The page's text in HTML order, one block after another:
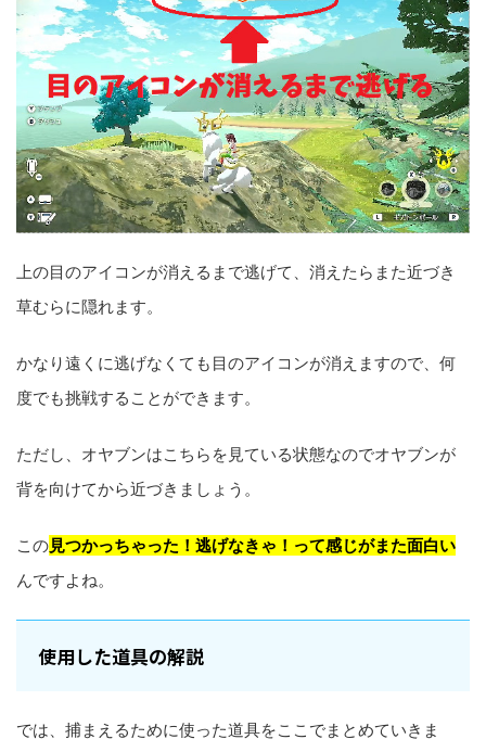
上の目のアイコンが消えるまで逃げて、消えたらまた近づき
草むらに隠れます。
かなり遠くに逃げなくても目のアイコンが消えますので、何
度でも挑戦することができます。
ただし、オヤブンはこちらを見ている状態なのでオヤブンが
背を向けてから近づきましょう。
この見つかっちゃった！逃げなきゃ！って感じがまた面白い
んですよね。
使用した道具の解説
では、捕まえるために使った道具をここでまとめていきま